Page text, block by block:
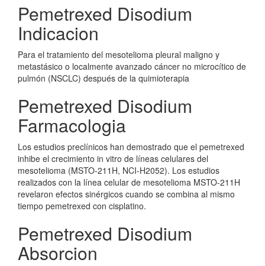
Pemetrexed Disodium
Indicacion
Para el tratamiento del mesotelioma pleural maligno y
metastásico o localmente avanzado cáncer no microcítico de
pulmón (NSCLC) después de la quimioterapia
Pemetrexed Disodium
Farmacologia
Los estudios preclínicos han demostrado que el pemetrexed
inhibe el crecimiento in vitro de líneas celulares del
mesotelioma (MSTO-211H, NCI-H2052). Los estudios
realizados con la línea celular de mesotelioma MSTO-211H
revelaron efectos sinérgicos cuando se combina al mismo
tiempo pemetrexed con cisplatino.
Pemetrexed Disodium
Absorcion